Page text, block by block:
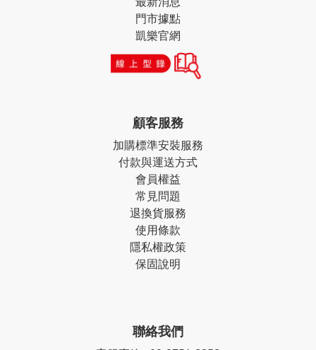
門市據點
凱樂官網
顧客服務
加購標準安裝服務
付款與運送方式
會員權益
常見問題
退換貨服務
使用條款
隱私權政策
保固說明
聯絡我們